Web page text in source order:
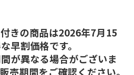
きの商品は2026年7月15
早割価格です。
が異なる場合がございま
売期間をご確認ください。